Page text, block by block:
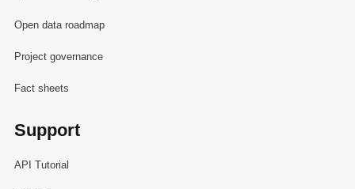
Open data roadmap
Project governance
Fact sheets
Support
API Tutorial